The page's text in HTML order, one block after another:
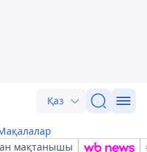
Қаз
мақтанышы